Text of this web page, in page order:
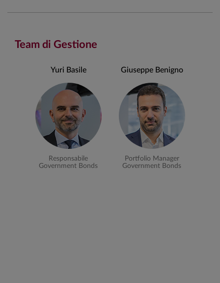
Team di Gestione
Yuri Basile
Responsabile
Government Bonds
Giuseppe Benigno
Portfolio Manager
Government Bonds